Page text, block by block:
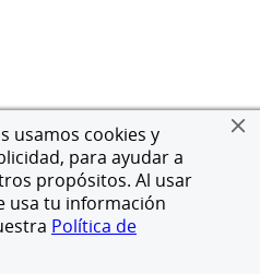
usamos cookies y
para ayudar a
propósitos. Al usar
usa tu información
Política de